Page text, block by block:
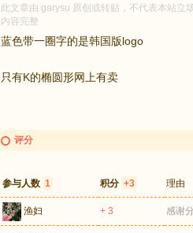
此文章由 garysu 原创或转贴，不代表本站立
内容完整
蓝色带一圈字的是韩国版logo
只有K的椭圆形网上有卖
评分
参与人数 1 积分 +3 理由
渔妇 + 3 感谢